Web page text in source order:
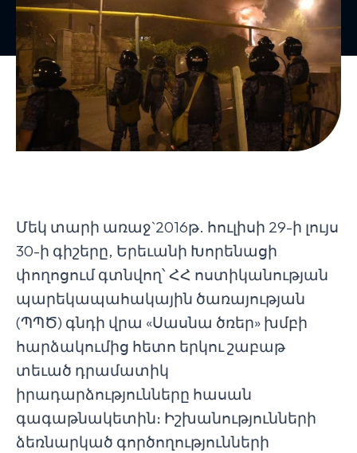
Մեկ տարի առաջ`2016թ. հուլիսի 29-ի լույս
30-ի գիշերը, Երեւանի Խորենացի
փողոցում գտնվող՝ ՀՀ ոստիկանության
պարեկապահակային ծառայության
(ՊՊԾ) գնդի վրա «Սասնա ծռեր» խմբի
հարձակումից հետո երկու շաբաթ
տեւած դրամատիկ
իրադարձությունները հասան
գագաթնակետին։ Իշխանությունների
ձեռնարկած գործողությունների